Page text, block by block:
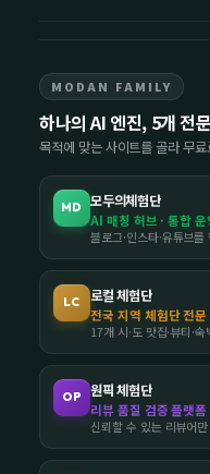
MODAN FAMILY
하나의 AI 엔진, 5개 전
목적에 맞는 사이트를 골라 무
MD 모두의체험단
AI 매칭 허브 · 통합 운
블로그·인스타·유튜브를
LC 로컬 체험단
전국 지역 체험단 전문
17개 시·도 맛집·뷰티·숙
OP 원픽 체험단
리뷰 품질 검증 플랫폼
신뢰할 수 있는 리뷰어만